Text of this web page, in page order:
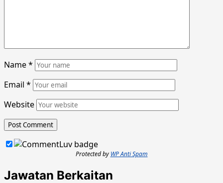
Name*
Email *
Website
Protected by WP Anti Spam
Jawatan Berkaitan